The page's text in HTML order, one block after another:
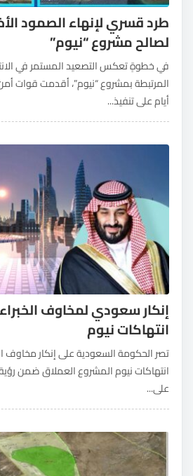
طرد قسري لإنهاء الصمود
لصالح مشروع “نيوم”
في خطوةٍ تعكس التصعيد المستمر في
المرتبطة بمشروع “نيوم”، أقدمت قوات
أيام على تنفيذ...
إنكار سعودي لمخاوف
انتهاكات نيوم
تصر الحكومة السعودية على إنكار مخاوف
على...